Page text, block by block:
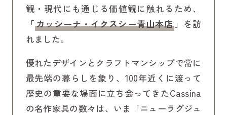
観・現代にも通じる価値観に触れるため、
「カッシーナ・イクスシー青山本店 」を訪
れました。
優れたデザインとクラフトマンシップで常に
最先端の暮らしを象り、100年近くに渡って
歴史の重要な場面に立ち会ってきたCassina
の名作家具の数々は、いま「ニューラグジュ